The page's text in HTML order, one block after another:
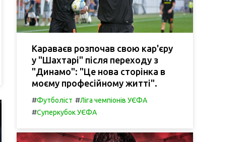
Караваєв розпочав свою кар'єру
у "Шахтарі" після переходу з
"Динамо": "Це нова сторінка в
моєму професійному житті".
#Футболіст #Ліга чемпіонів УЄФА
#Суперкубок УЄФА